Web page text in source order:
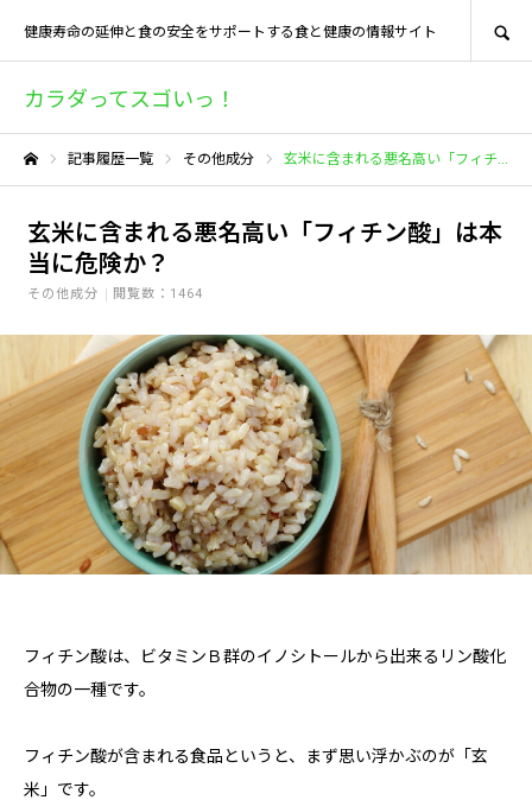
カラダってスゴいっ！
健康寿命の延伸と食の安全をサポートする食と健康の情報サイト
記事履歴一覧 その他成分 玄米に含まれる悪名高い「フィチン酸」は本当に危険か？
玄米に含まれる悪名高い「フィチン酸」は本
当に危険か？
その他成分 閲覧数：1464
フィチン酸は、ビタミンＢ群のイノシトールから出来るリン酸化
合物の一種です。
フィチン酸が含まれる食品というと、まず思い浮かぶのが「玄
米」です。